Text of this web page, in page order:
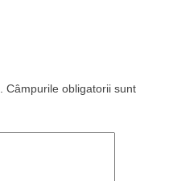
Câmpurile obligatorii sunt